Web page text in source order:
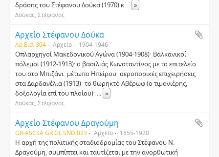
δράσης του Στέφανου Δούκα (1970) κ.... »
Δούκας, Στέφανος
Αρχείο Στέφανου Δούκα
Αρ.Εισ. 304 Αρχείο 1904-1946
Οπλαρχηγοί Μακεδονικού Αγώνα (1904-1908)ˑ Βαλκανικοί
πόλεμοι (1912-1913): ο βασιλιάς Κωνσταντίνος με το επιτελείο
του στο Μπιζάνιˑ μέτωπο Ηπείρουˑ αεροπορικές επιχειρήσεις
στα Δαρδανέλια (1913)ˑ το θωρηκτό Αβέρωφ (ο τιμονιέρης,
δοξολογία επί του πλοίου)ˑ ... »
Δούκας, Στέφανος
Αρχείο Στέφανου Δραγούμη
GR-ASCSA GR GL SND 023 Αρχείο 1855-1920
Η αρχή της πολιτικής σταδιοδρομίας του Στέφανου Ν.
Δραγούμη, συμπίπτει και ταυτίζεται με την ανορθωτική